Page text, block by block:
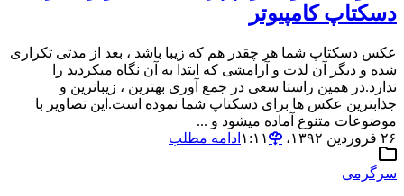
دسکتاپ کامپیوتر
عکس دسکتاپ شما هر چقدر هم که زیبا باشد ، بعد از مدتی تکراری
شده و دیگر آن لذت و آرامشی که ابتدا به آن نگاه میکردید را
ندارد.در همین راستا سعی در جمع آوری بهترین ، زیباترین و
جذابترین عکس ها برای دسکتاپ شما نموده است.این تصاویر با
موضوعات متنوع آماده میشود و ...
۲۶ فروردین ۱۳۹۲،‏ ۱:۱۱
ادامه مطلب
سرگرمی